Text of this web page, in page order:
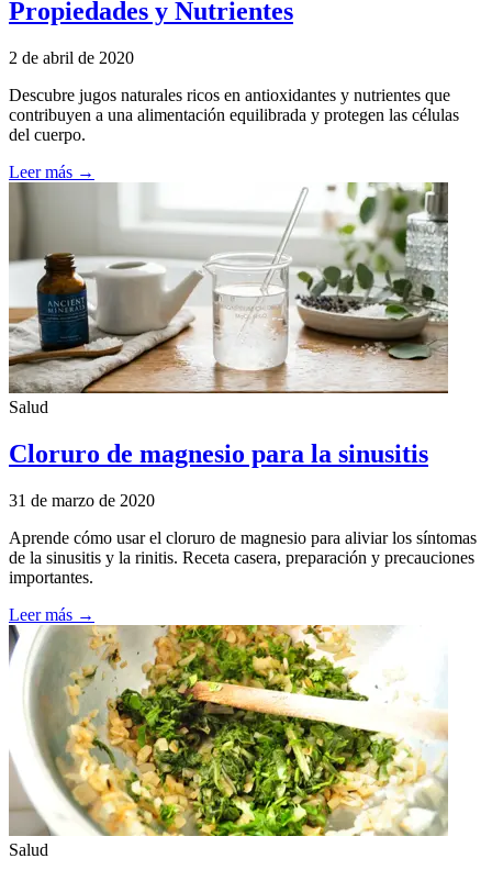
Propiedades y Nutrientes
2 de abril de 2020
Descubre jugos naturales ricos en antioxidantes y nutrientes que
contribuyen a una alimentación equilibrada y protegen las células
del cuerpo.
Leer más →
Salud
Cloruro de magnesio para la sinusitis
31 de marzo de 2020
Aprende cómo usar el cloruro de magnesio para aliviar los síntomas
de la sinusitis y la rinitis. Receta casera, preparación y precauciones
importantes.
Leer más →
Salud